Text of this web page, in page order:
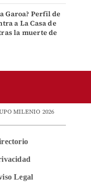
Garoa? Perfil de
a La Casa de
la muerte de
MILENIO 2026
Legal